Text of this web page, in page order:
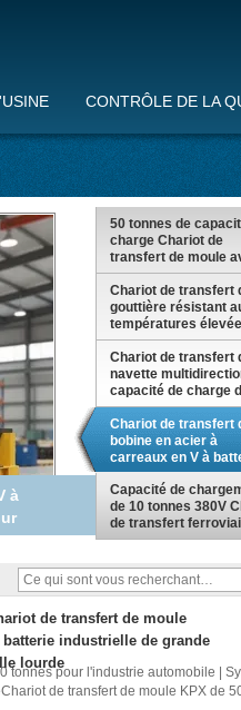
CONTRÔLE DE LA
50 tonnes de
charge Chariot de
transfert de moule
guidage de rails de
précision et batterie
industrielle de
capacité pour la
fabrication
lourde
Chariot de transfert
gouttière résistant
températures
d'une capacité de
de 20 à 150 tonnes
système de guidage
rail alimenté par
Chariot de transfert
navette
capacité de charge
tonnes, avec chariot
manutention guidé
Rail alimenté par
Chariot de transfert
bobine en acier à
carreaux en V à
de 10 tonnes avec
système anti-
pour entrepôts
Capacité de
de 10 tonnes 380V
de transfert
câble à vitesse de
pour utilisation
de transfert de moule
industrielle de grande
lourde
tonnes pour l'industrie automobile |
de transfert de moule KPX de